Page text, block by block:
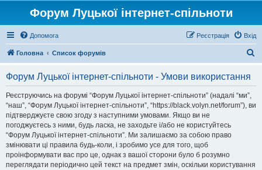
Форум Луцької інтернет-спільноти
Допомога Вхід
Реєстрація
Головна Список форумів
Форум Луцької інтернет-спільноти - Умови використання
Реєструючись на форумі “Форум Луцької інтернет-спільноти” (надалі “ми”,
“наш”, “Форум Луцької інтернет-спільноти”, “https://black.volyn.net/forum”), ви
підтверджуєте свою згоду з наступними умовами. Якщо ви не
погоджуєтесь з ними, будь ласка, не заходьте і/або не користуйтесь
“Форум Луцької інтернет-спільноти”. Ми залишаємо за собою право
змінювати ці правила будь-коли, і зробимо усе для того, щоб
проінформувати вас про це, однак з вашої сторони було б розумно
переглядати періодично цей текст на предмет змін, оскільки користування